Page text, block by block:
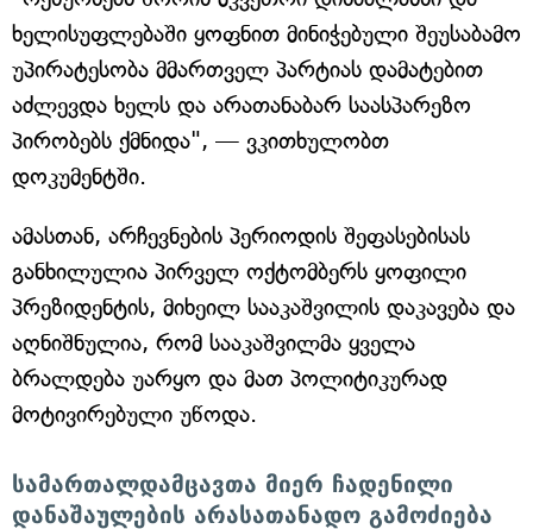
ხელისუფლებაში ყოფნით მინიჭებული შეუსაბამო
უპირატესობა მმართველ პარტიას დამატებით
აძლევდა ხელს და არათანაბარ საასპარეზო
პირობებს ქმნიდა", — ვკითხულობთ
დოკუმენტში.
ამასთან, არჩევნების პერიოდის შეფასებისას
განხილულია პირველ ოქტომბერს ყოფილი
პრეზიდენტის, მიხეილ სააკაშვილის დაკავება და
აღნიშნულია, რომ სააკაშვილმა ყველა
ბრალდება უარყო და მათ პოლიტიკურად
მოტივირებული უწოდა.
სამართალდამცავთა მიერ ჩადენილი
დანაშაულების არასათანადო გამოძიება